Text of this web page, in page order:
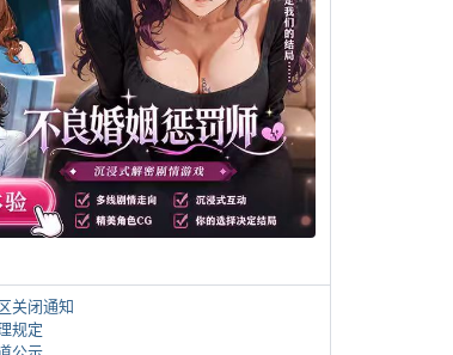
关闭通知
规定